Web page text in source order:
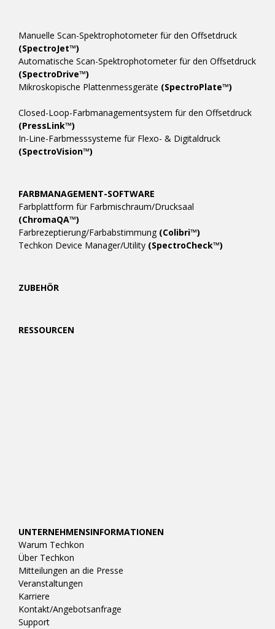
Manuelle Scan-Spektrophotometer für den Offsetdruck
(SpectroJet™)
Automatische Scan-Spektrophotometer für den Offsetdruck
(SpectroDrive™)
Mikroskopische Plattenmessgeräte (SpectroPlate™)
Closed-Loop-Farbmanagementsystem für den Offsetdruck
(PressLink™)
In-Line-Farbmesssysteme für Flexo- & Digitaldruck
(SpectroVision™)
FARBMANAGEMENT-SOFTWARE
Farbplattform für Farbmischraum/Drucksaal
(ChromaQA™)
Farbrezeptierung/Farbabstimmung (Colibri™)
Techkon Device Manager/Utility (SpectroCheck™)
ZUBEHÖR
RESSOURCEN
UNTERNEHMENSINFORMATIONEN
Warum Techkon
Über Techkon
Mitteilungen an die Presse
Veranstaltungen
Karriere
Kontakt/Angebotsanfrage
Support